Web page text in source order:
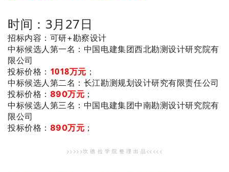
时间：3月27日
招标内容：可研+勘察设计
中标候选人第一名 ：中国电建集团西北勘测设计研究院有
限公司
投标价格： 1018万元 ；
中标候选人第二名 ：长江勘测规划设计研究有限责任公司
投标价格： 890万元 ；
中标候选人第三名 ：中国电建集团中南勘测设计研究院有
限公司
投标价格： 890万元 ；
>>>>>坎 德 拉 学 院 整 理 出 品<<<<<